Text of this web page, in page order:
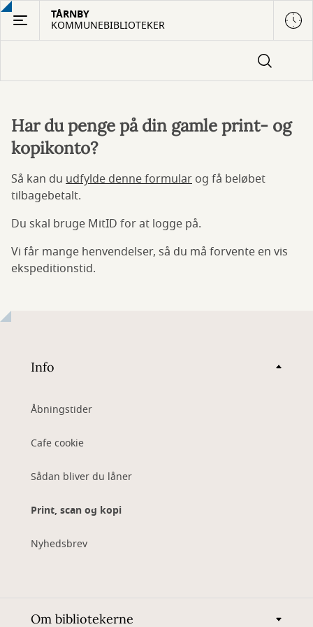
Gå
hovedindhold
TÅRNBY
KOMMUNEBIBLIOTEKER
Refundering
af
beløb
på
din
gamle
printkonto
Har du penge på din gamle print- og
kopikonto?
Så kan du udfylde denne formular og få beløbet
tilbagebetalt.
Du skal bruge MitID for at logge på.
Vi får mange henvendelser, så du må forvente en vis
ekspeditionstid.
Info
Åbningstider
Cafe cookie
Sådan bliver du låner
Print, scan og kopi
Nyhedsbrev
Om bibliotekerne